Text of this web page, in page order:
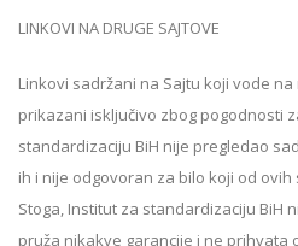
LINKOVI NA DRUGE SAJTOVE
Linkovi sadržani na Sajtu koji vode
prikazani isključivo zbog pogodnosti
standardizaciju BiH nije pregledao
ih i nije odgovoran za bilo koji od
Stoga, Institut za standardizaciju BiH
pruža nikakve garancije i ne prihvata